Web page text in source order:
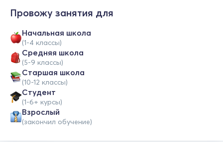
Провожу занятия для
Начальная школа
(1-4 классы)
Средняя школа
(5-9 классы)
Cтаршая школа
(10-12 классы)
Студент
(1-6+ курсы)
Взрослый
(закончил обучение)